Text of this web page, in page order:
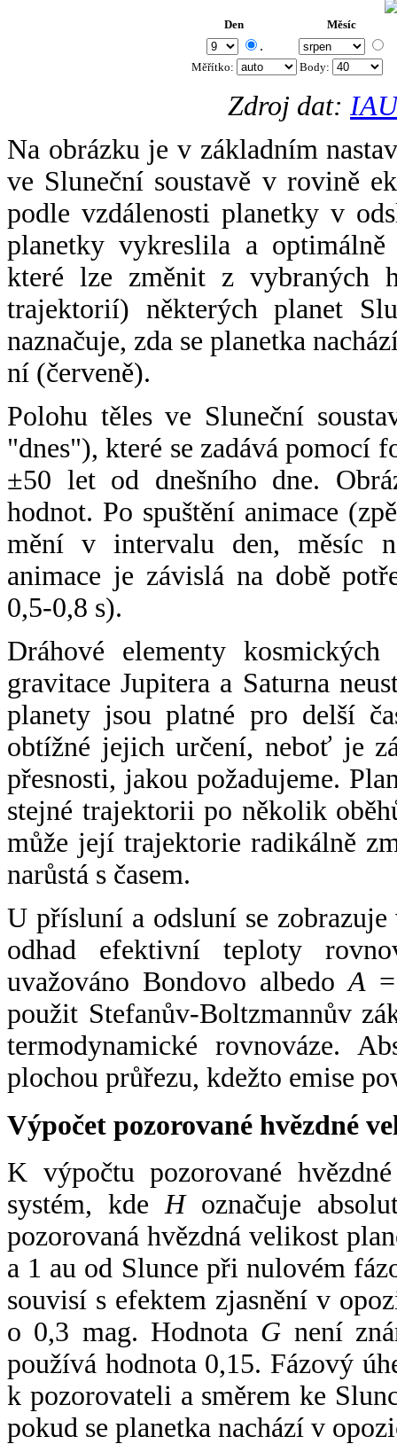
Den Měsíc
.
Měřítko: Body:
Zdroj dat:
Na obrázku je v základním
ve Sluneční soustavě v rovině
podle vzdálenosti planetky v
planetky vykreslila a
které lze změnit z vybraných
trajektorií) některých planet
naznačuje, zda se planetka
ní (červeně).
Polohu těles ve Sluneční
"dnes"), které se zadává pomocí
±50 let od dnešního dne.
hodnot. Po spuštění animace
mění v intervalu den, měsíc
animace je závislá na době
0,5-0,8 s).
Dráhové elementy
gravitace Jupitera a Saturna
planety jsou platné pro delší
obtížné jejich určení, neboť je
přesnosti, jakou požadujeme.
stejné trajektorii po několik
může její trajektorie radikálně
narůstá s časem.
U přísluní a odsluní se
odhad efektivní teploty
uvažováno Bondovo albedoA
použit Stefanův-Boltzmannův
termodynamické rovnováze.
plochou průřezu, kdežto emise
Výpočet pozorované hvězdné
K výpočtu pozorované
systém, kde Hoznačuje
pozorovaná hvězdná velikost
a 1 au od Slunce při nulovém
souvisí s efektem zjasnění v
o 0,3 mag. Hodnota G není
používá hodnota 0,15. Fázový
k pozorovateli a směrem ke
pokud se planetka nachází v